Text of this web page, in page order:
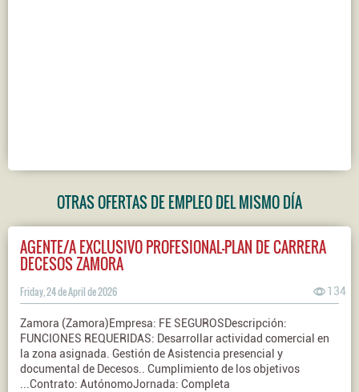
OTRAS OFERTAS DE EMPLEO DEL MISMO DÍA
AGENTE/A EXCLUSIVO PROFESIONAL-PLAN DE CARRERA
DECESOS ZAMORA
Friday, 24 de April de 2026 134
Zamora (Zamora)Empresa: FE SEGUROSDescripción:
FUNCIONES REQUERIDAS: Desarrollar actividad comercial en
la zona asignada. Gestión de Asistencia presencial y
documental de Decesos.. Cumplimiento de los objetivos
...Contrato: AutónomoJornada: Completa